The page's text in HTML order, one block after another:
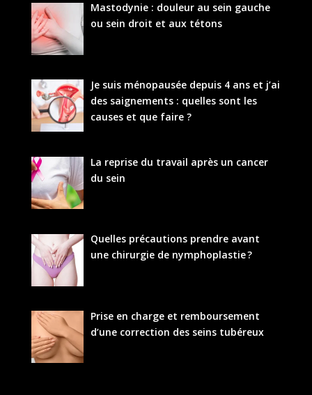
Mastodynie : douleur au sein gauche
ou sein droit et aux tétons
Je suis ménopausée depuis 4 ans et j’ai
des saignements : quelles sont les
causes et que faire ?
La reprise du travail après un cancer
du sein
Quelles précautions prendre avant
une chirurgie de nymphoplastie ?
Prise en charge et remboursement
d’une correction des seins tubéreux